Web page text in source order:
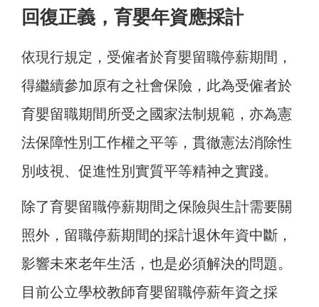
回復正義，育嬰年資應採計
依現行規定，受僱者於育嬰留職停薪期間，
得繼續參加原有之社會保險，此為受僱者於
育嬰留職期間所受之國家法制規範，亦為憲
法保障性別工作權之平等，貫徹憲法消除性
別歧視、促進性別實質平等精神之實踐。
除了育嬰留職停薪期間之保險與生計需要關
照外，留職停薪期間的採計退休年資中斷，
影響未來老年生活，也是必須解決的問題。
目前公立學校教師育嬰留職停薪年資之採